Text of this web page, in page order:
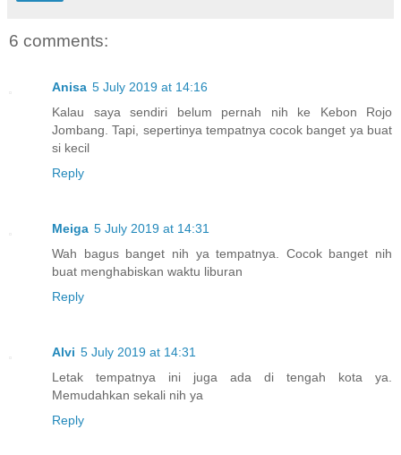
6 comments:
Anisa 5 July 2019 at 14:16
Kalau saya sendiri belum pernah nih ke Kebon Rojo
Jombang. Tapi, sepertinya tempatnya cocok banget ya buat
si kecil
Reply
Meiga 5 July 2019 at 14:31
Wah bagus banget nih ya tempatnya. Cocok banget nih
buat menghabiskan waktu liburan
Reply
Alvi 5 July 2019 at 14:31
Letak tempatnya ini juga ada di tengah kota ya.
Memudahkan sekali nih ya
Reply